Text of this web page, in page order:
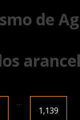
de
…
1,139